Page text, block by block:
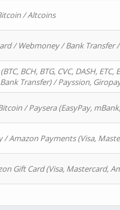
/ Altcoins
/ Webmoney / Bank Transfer
BCH, BTG, CVC, DASH,
Bank Transfer) / Payssion,
/ Paysera (EasyPay,
Amazon Payments (Visa,
Gift Card (Visa, Mastercard,